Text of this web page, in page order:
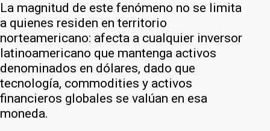
La magnitud de este fenómeno no se limita
a quienes residen en territorio
norteamericano: afecta a cualquier inversor
latinoamericano que mantenga activos
denominados en dólares, dado que
tecnología, commodities y activos
financieros globales se valúan en esa
moneda.